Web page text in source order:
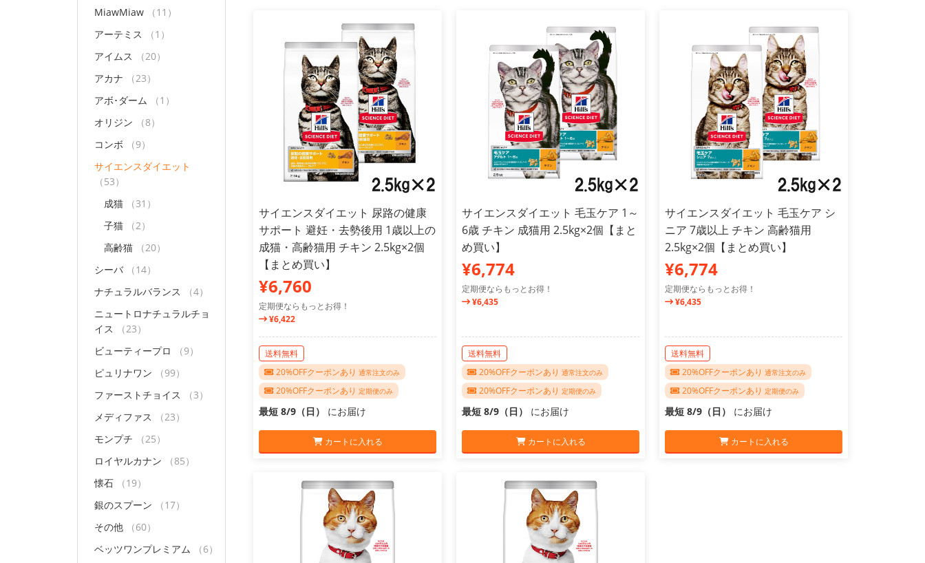
MiawMiaw
（11）
アーテミス
（1）
アイムス
（20）
アカナ
（23）
アボ･ダーム
（1）
オリジン
（8）
コンボ
（9）
サイエンスダイエット
（53）
成猫
（31）
子猫
（2）
高齢猫
（20）
シーバ
（14）
ナチュラルバランス
（4）
ニュートロナチュラルチョ
イス
（23）
ビューティープロ
（9）
ピュリナワン
（99）
ファーストチョイス
（3）
メディファス
（23）
モンプチ
（25）
ロイヤルカナン
（85）
懐石
（19）
銀のスプーン
（17）
その他
（60）
ベッツワンプレミアム
（6）
サイエンスダイエット 尿路の健康
サポート 避妊・去勢後用 1歳以上の
成猫・高齢猫用 チキン 2.5kg×2個
【まとめ買い】
¥6,760
定期便ならもっとお得！
¥6,422
送料無料
20%OFFクーポンあり 通常注文のみ
20%OFFクーポンあり 定期便のみ
最短 8/9（日） にお届け
カートに入れる
サイエンスダイエット 毛玉ケア 1～
6歳 チキン 成猫用 2.5kg×2個【まと
め買い】
¥6,774
定期便ならもっとお得！
¥6,435
送料無料
20%OFFクーポンあり 通常注文のみ
20%OFFクーポンあり 定期便のみ
最短 8/9（日） にお届け
カートに入れる
サイエンスダイエット 毛玉ケア シ
ニア 7歳以上 チキン 高齢猫用
2.5kg×2個【まとめ買い】
¥6,774
定期便ならもっとお得！
¥6,435
送料無料
20%OFFクーポンあり 通常注文のみ
20%OFFクーポンあり 定期便のみ
最短 8/9（日） にお届け
カートに入れる